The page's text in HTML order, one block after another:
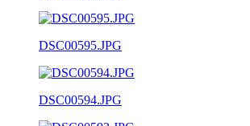
DSC00595.JPG
DSC00594.JPG